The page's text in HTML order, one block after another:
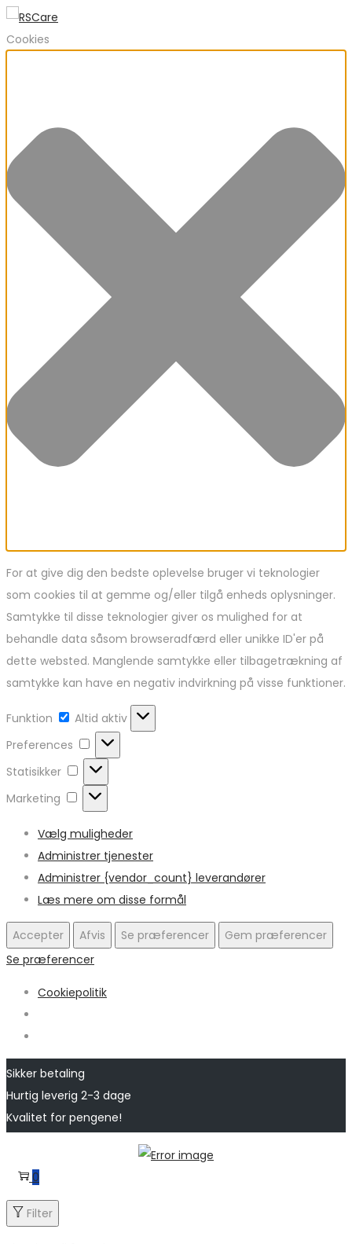
Cookies
For at give dig den bedste oplevelse bruger vi teknologier
som cookies til at gemme og/eller tilgå enheds oplysninger.
Samtykke til disse teknologier giver os mulighed for at
behandle data såsom browseradfærd eller unikke ID'er på
dette websted. Manglende samtykke eller tilbagetrækning af
samtykke kan have en negativ indvirkning på visse funktioner.
Funktion Funktion
Altid aktiv
Preferences
Preferences
Statisikker
Statisikker
Marketing
Marketing
Vælg muligheder
Administrer tjenester
Administrer {vendor_count} leverandører
Læs mere om disse formål
Accepter Afvis Se præferencer
Gem præferencer
Se præferencer
Cookiepolitik
Sikker betaling
Hurtig leverig 2-3 dage
Kvalitet for pengene!
to
navigation
to
content
0
Filter